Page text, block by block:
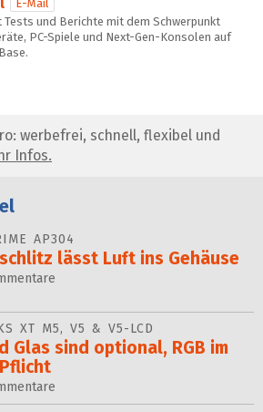
E-Mail
und Berichte mit dem Schwerpunkt
PC-Spiele und Next-Gen-Konsolen auf
werbefrei, schnell, flexibel und
Infos.
AP304
lässt Luft ins Gehäuse
XT M5, V5 & V5-LCD
Glas sind optional, RGB im